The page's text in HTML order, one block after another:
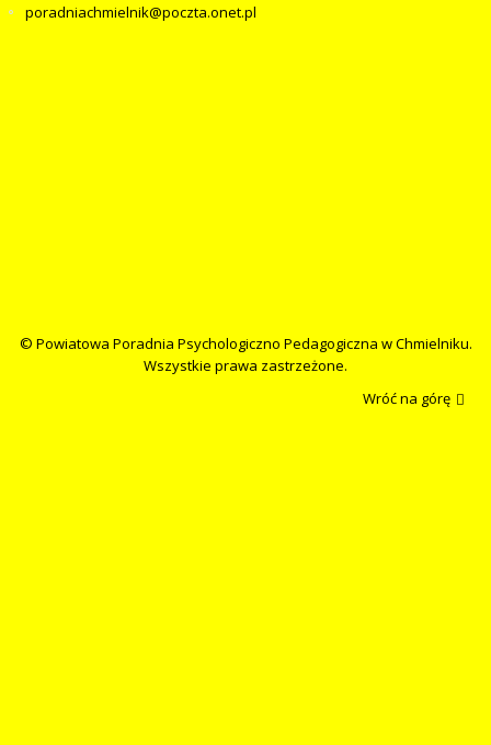
poradniachmielnik@poczta.onet.pl
© Powiatowa Poradnia Psychologiczno Pedagogiczna w Chmielniku.
Wszystkie prawa zastrzeżone.
Wróć na górę